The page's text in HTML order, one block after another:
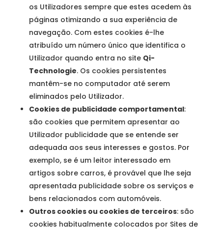
os Utilizadores sempre que estes acedem às
páginas otimizando a sua experiência de
navegação. Com estes cookies é-lhe
atribuído um número único que identifica o
Utilizador quando entra no site Qi-
Technologie. Os cookies persistentes
mantêm-se no computador até serem
eliminados pelo Utilizador.
Cookies de publicidade comportamental:
são cookies que permitem apresentar ao
Utilizador publicidade que se entende ser
adequada aos seus interesses e gostos. Por
exemplo, se é um leitor interessado em
artigos sobre carros, é provável que lhe seja
apresentada publicidade sobre os serviços e
bens relacionados com automóveis.
Outros cookies ou cookies de terceiros: são
cookies habitualmente colocados por Sites de